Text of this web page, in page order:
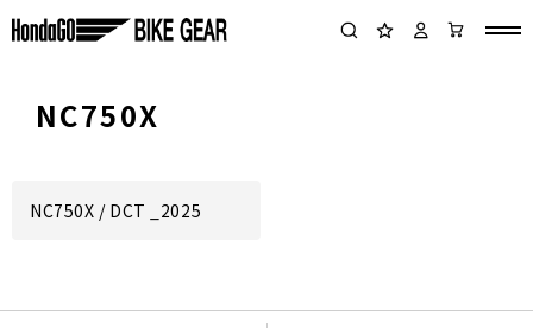
NC750X
NC750X / DCT _2025